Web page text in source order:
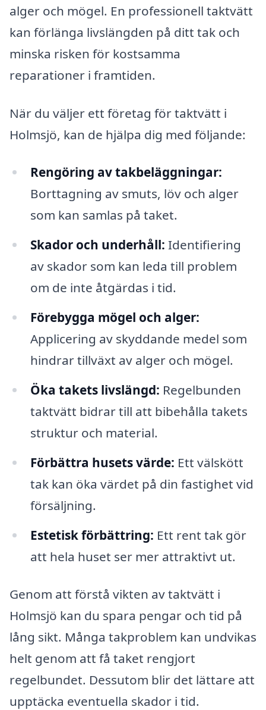
alger och mögel. En professionell taktvätt
kan förlänga livslängden på ditt tak och
minska risken för kostsamma
reparationer i framtiden.
När du väljer ett företag för taktvätt i
Holmsjö, kan de hjälpa dig med följande:
Rengöring av takbeläggningar:
Borttagning av smuts, löv och alger
som kan samlas på taket.
Skador och underhåll: Identifiering
av skador som kan leda till problem
om de inte åtgärdas i tid.
Förebygga mögel och alger:
Applicering av skyddande medel som
hindrar tillväxt av alger och mögel.
Öka takets livslängd: Regelbunden
taktvätt bidrar till att bibehålla takets
struktur och material.
Förbättra husets värde: Ett välskött
tak kan öka värdet på din fastighet vid
försäljning.
Estetisk förbättring: Ett rent tak gör
att hela huset ser mer attraktivt ut.
Genom att förstå vikten av taktvätt i
Holmsjö kan du spara pengar och tid på
lång sikt. Många takproblem kan undvikas
helt genom att få taket rengjort
regelbundet. Dessutom blir det lättare att
upptäcka eventuella skador i tid.